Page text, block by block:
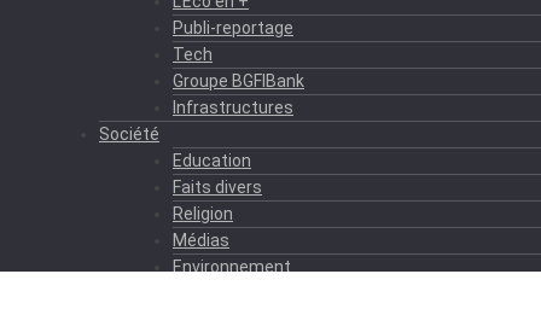
Publi-reportage
Tech
Groupe BGFIBank
Infrastructures
Société
Education
Faits divers
Religion
Médias
Environnement